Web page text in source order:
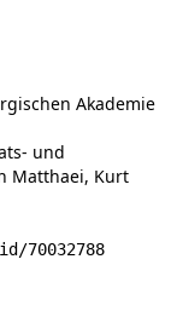
Akademie
und
Matthaei, Kurt
70032788